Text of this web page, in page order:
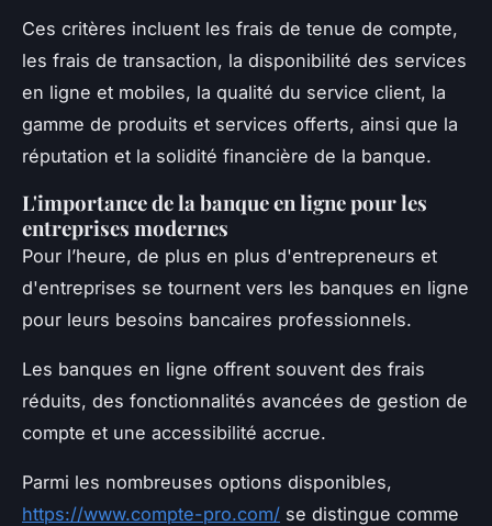
Ces critères incluent les frais de tenue de compte,
les frais de transaction, la disponibilité des services
en ligne et mobiles, la qualité du service client, la
gamme de produits et services offerts, ainsi que la
réputation et la solidité financière de la banque.
L'importance de la banque en ligne pour les
entreprises modernes
Pour l’heure, de plus en plus d'entrepreneurs et
d'entreprises se tournent vers les banques en ligne
pour leurs besoins bancaires professionnels.
Les banques en ligne offrent souvent des frais
réduits, des fonctionnalités avancées de gestion de
compte et une accessibilité accrue.
Parmi les nombreuses options disponibles,
https://www.compte-pro.com/ se distingue comme